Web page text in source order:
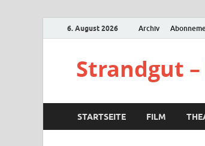
6. August 2026 Archiv
Strandgut
STARTSEITE FILM